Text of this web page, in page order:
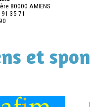
80000 AMIENS
35 71
et